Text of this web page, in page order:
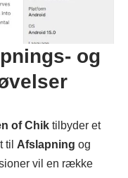
og
of Chik tilbyder et
til Afslapning og
vil en række